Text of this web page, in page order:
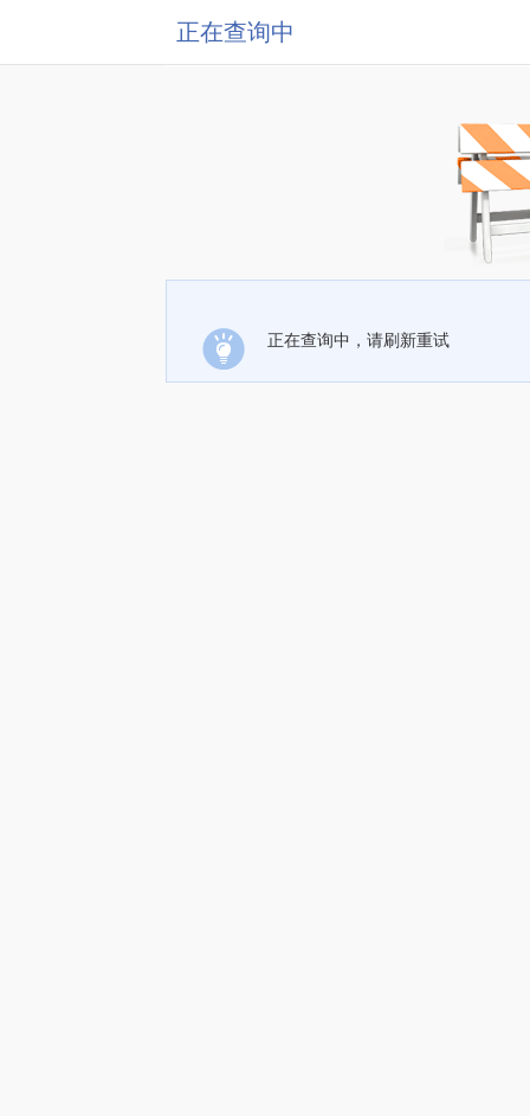
正在查询中
正在查询中，请刷新重试